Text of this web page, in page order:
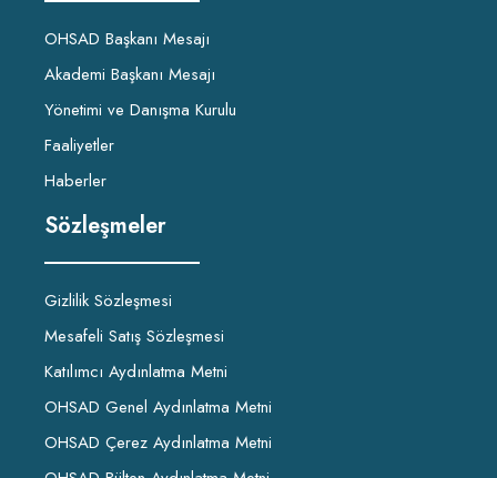
OHSAD Başkanı Mesajı
Akademi Başkanı Mesajı
Yönetimi ve Danışma Kurulu
Faaliyetler
Haberler
Sözleşmeler
Gizlilik Sözleşmesi
Mesafeli Satış Sözleşmesi
Katılımcı Aydınlatma Metni
OHSAD Genel Aydınlatma Metni
OHSAD Çerez Aydınlatma Metni